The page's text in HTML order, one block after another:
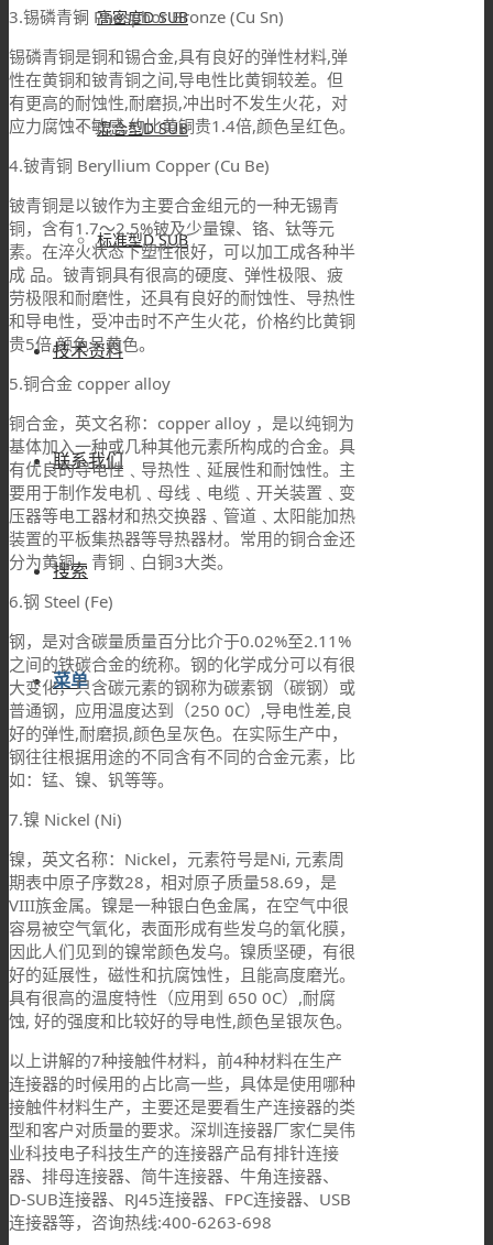
高密度D SUB
混合型D SUB
标准型D SUB
技术资料
联系我们
搜索
菜单
3.锡磷青铜 Phosphor Bronze (Cu Sn)
锡磷青铜是铜和锡合金,具有良好的弹性材料,弹
性在黄铜和铍青铜之间,导电性比黄铜较差。但
有更高的耐蚀性,耐磨损,冲出时不发生火花，对
应力腐蚀不敏感,约比黄铜贵1.4倍,颜色呈红色。
4.铍青铜 Beryllium Copper (Cu Be)
铍青铜是以铍作为主要合金组元的一种无锡青
铜，含有1.7～2.5%铍及少量镍、铬、钛等元
素。在淬火状态下塑性很好，可以加工成各种半
成 品。铍青铜具有很高的硬度、弹性极限、疲
劳极限和耐磨性，还具有良好的耐蚀性、导热性
和导电性，受冲击时不产生火花，价格约比黄铜
贵5倍,颜色呈黄色。
5.铜合金 copper alloy
铜合金，英文名称：copper alloy ，是以纯铜为
基体加入一种或几种其他元素所构成的合金。具
有优良的导电性﹑导热性﹑延展性和耐蚀性。主
要用于制作发电机﹑母线﹑电缆﹑开关装置﹑变
压器等电工器材和热交换器﹑管道﹑太阳能加热
装置的平板集热器等导热器材。常用的铜合金还
分为黄铜﹑青铜﹑白铜3大类。
6.钢 Steel (Fe)
钢，是对含碳量质量百分比介于0.02%至2.11%
之间的铁碳合金的统称。钢的化学成分可以有很
大变化，只含碳元素的钢称为碳素钢（碳钢）或
普通钢，应用温度达到（250 0C）,导电性差,良
好的弹性,耐磨损,颜色呈灰色。在实际生产中，
钢往往根据用途的不同含有不同的合金元素，比
如：锰、镍、钒等等。
7.镍 Nickel (Ni)
镍，英文名称：Nickel，元素符号是Ni, 元素周
期表中原子序数28，相对原子质量58.69，是
VIII族金属。镍是一种银白色金属，在空气中很
容易被空气氧化，表面形成有些发乌的氧化膜，
因此人们见到的镍常颜色发乌。镍质坚硬，有很
好的延展性，磁性和抗腐蚀性，且能高度磨光。
具有很高的温度特性（应用到 650 0C）,耐腐
蚀, 好的强度和比较好的导电性,颜色呈银灰色。
以上讲解的7种接触件材料，前4种材料在生产
连接器的时候用的占比高一些，具体是使用哪种
接触件材料生产，主要还是要看生产连接器的类
型和客户对质量的要求。深圳连接器厂家仁昊伟
业科技电子科技生产的连接器产品有排针连接
器、排母连接器、简牛连接器、牛角连接器、
D-SUB连接器、RJ45连接器、FPC连接器、USB
连接器等，咨询热线:400-6263-698